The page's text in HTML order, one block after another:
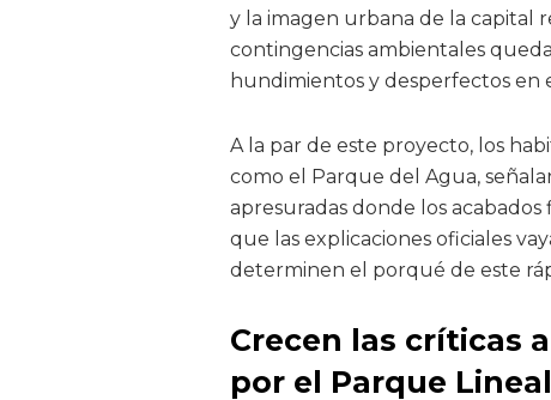
y la imagen urbana de la capital
contingencias ambientales
hundimientos y desperfectos en
A la par de este proyecto, los
como el Parque del Agua,
apresuradas donde los
que las explicaciones oficiales
determinen el porqué de este
Crecen las críticas
por el Parque Lineal